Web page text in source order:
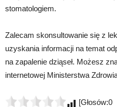
stomatologiem.
Zalecam skonsultowanie się z
uzyskania informacji na temat
na zapalenie dziąseł. Możesz
internetowej Ministerstwa